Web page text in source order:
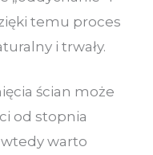
temu proces
i trwały.
ścian może
od stopnia
warto